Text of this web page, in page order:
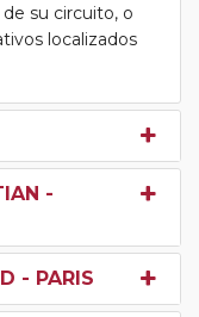
su circuito, o
localizados
-
- PARIS